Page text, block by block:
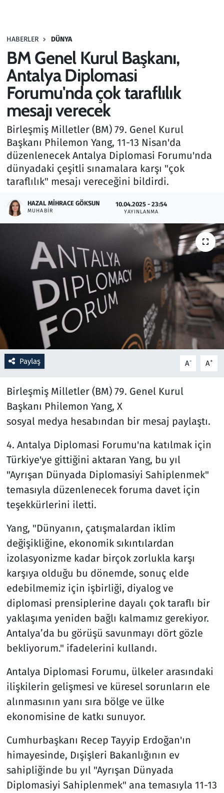
HABERLER DÜNYA
BM Genel Kurul Başkanı,
Antalya Diplomasi
Forumu'nda çok taraflılık
mesajı verecek
Birleşmiş Milletler (BM) 79. Genel Kurul
Başkanı Philemon Yang, 11-13 Nisan'da
düzenlenecek Antalya Diplomasi Forumu'nda
dünyadaki çeşitli sınamalara karşı "çok
taraflılık" mesajı vereceğini bildirdi.
HAZAL MIHRACE GÖKSUN
MUHABIR
10.04.2025 - 23:54
YAYINLANMA
Paylaş A- A+
Birleşmiş Milletler (BM) 79. Genel Kurul
Başkanı Philemon Yang, X
sosyal medya hesabından bir mesaj paylaştı.
4. Antalya Diplomasi Forumu'na katılmak için
Türkiye'ye gittiğini aktaran Yang, bu yıl
"Ayrışan Dünyada Diplomasiyi Sahiplenmek"
temasıyla düzenlenecek foruma davet için
teşekkürlerini iletti.
Yang, "Dünyanın, çatışmalardan iklim
değişikliğine, ekonomik sıkıntılardan
izolasyonizme kadar birçok zorlukla karşı
karşıya olduğu bu dönemde, sonuç elde
edebilmemiz için işbirliği, diyalog ve
diplomasi prensiplerine dayalı çok taraflı bir
yaklaşıma yeniden bağlı kalmamız gerekiyor.
Antalya’da bu görüşü savunmayı dört gözle
bekliyorum." ifadelerini kullandı.
Antalya Diplomasi Forumu, ülkeler arasındaki
ilişkilerin gelişmesi ve küresel sorunların ele
alınmasının yanı sıra bölge ve ülke
ekonomisine de katkı sunuyor.
Cumhurbaşkanı Recep Tayyip Erdoğan'ın
himayesinde, Dışişleri Bakanlığının ev
sahipliğinde bu yıl "Ayrışan Dünyada
Diplomasiyi Sahiplenmek" ana temasıyla 11-13
Haber
Kültür Sanat
Kurumsal Haberler
Lezzet Durağı
Memur ve Kamu
Otomobil
Ramazan
Resmi İlanlar
Rüya Tabirleri
Sağlık
Savunma Sanayi
Seçim 2023
Teknoloji ve Bilim
Televizyon